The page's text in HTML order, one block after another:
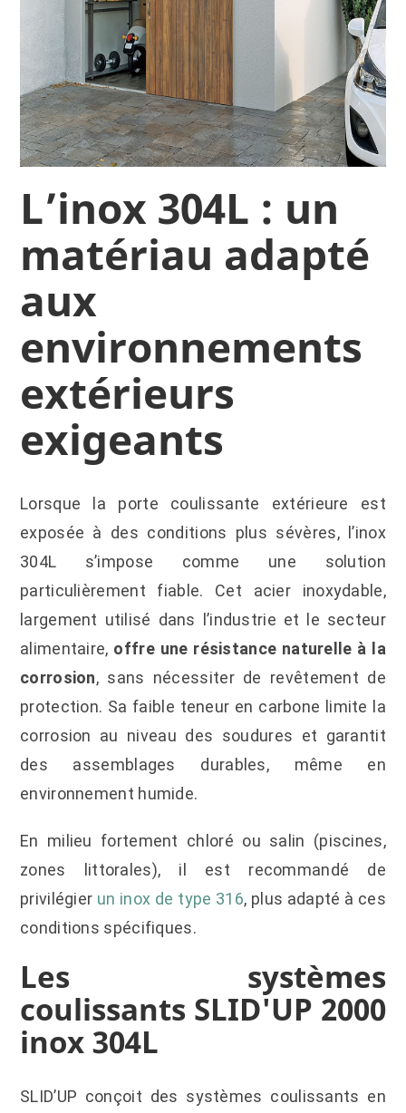
L’inox 304L : un
matériau adapté
aux
environnements
extérieurs
exigeants
Lorsque la porte coulissante extérieure est
exposée à des conditions plus sévères, l’inox
304L s’impose comme une solution
particulièrement fiable. Cet acier inoxydable,
largement utilisé dans l’industrie et le secteur
alimentaire, offre une résistance naturelle à la
corrosion, sans nécessiter de revêtement de
protection. Sa faible teneur en carbone limite la
corrosion au niveau des soudures et garantit
des assemblages durables, même en
environnement humide.
En milieu fortement chloré ou salin (piscines,
zones littorales), il est recommandé de
privilégier un inox de type 316, plus adapté à ces
conditions spécifiques.
Les systèmes
coulissants SLID'UP 2000
inox 304L
SLID’UP conçoit des systèmes coulissants en